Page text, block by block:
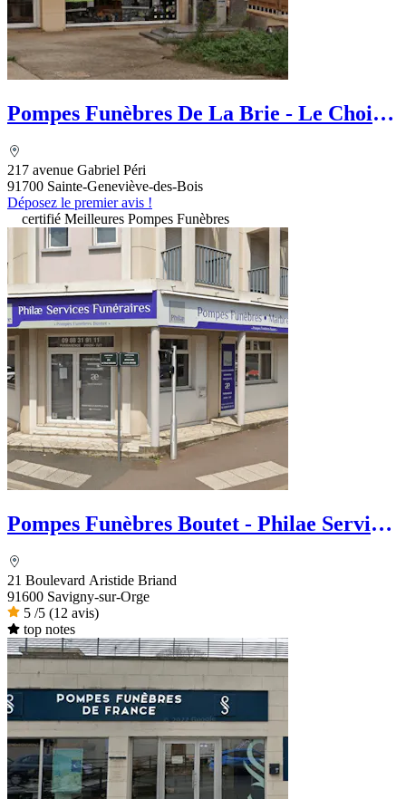
Pompes Funèbres De La Brie - Le Choix
217 avenue Gabriel Péri
91700 Sainte-Geneviève-des-Bois
Déposez le premier avis !
certifié Meilleures Pompes Funèbres
Pompes Funèbres Boutet - Philae Services
21 Boulevard Aristide Briand
91600 Savigny-sur-Orge
5 /5 (12 avis)
top notes